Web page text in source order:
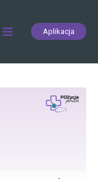
Menu
Aplikacja